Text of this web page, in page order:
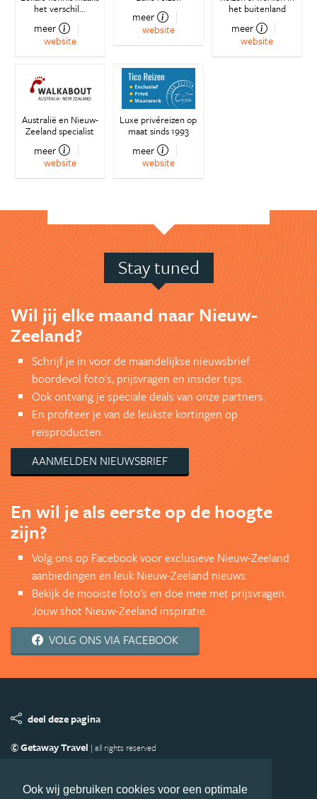
Ook wij gebruiken cookies voor een optimale
het verschil...
meer
website
meer
website
het buitenland
meer
website
Australië en Nieuw-
Zeeland specialist
meer
website
Luxe privéreizen op
maat sinds 1993
meer
website
Stay tuned
Wil jij elke maand naar Nieuw-
Zeeland?
Schrijf je in voor de maandelijkse nieuwsbrief
boordevol foto's, prijsvragen en insider tips.
Ook ontvang je speciale deals van onze partners.
En profiteer je van de leukste kortingen op
reisproducten.
AANMELDEN NIEUWSBRIEF
En wil je als eerste op de hoogte
zijn?
Volg ons op Facebook voor exclusieve Nieuw-Zeeland
aanbiedingen en leuk Nieuw-Zeeland nieuws.
Bekijk de mooiste foto's en doe mee met prijsvragen.
Jouw shot Nieuw-Zeeland inspiratie.
VOLG ONS VIA FACEBOOK
deel deze pagina
© Getaway Travel | all rights reserved
Copyright
Privacy statement Disclaimer Cookies